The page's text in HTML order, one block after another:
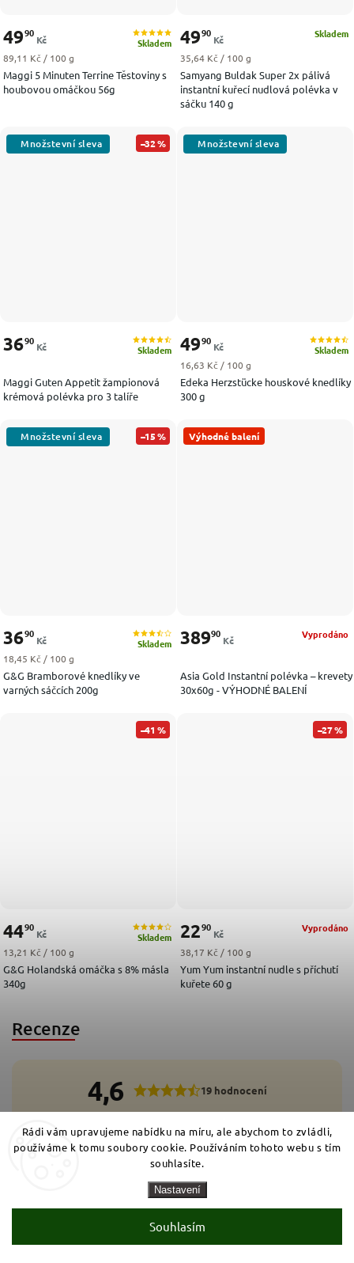
Rádi vám upravujeme nabídku na míru, ale abychom to zvládli,
používáme k tomu soubory cookie. Používáním tohoto webu s tím
souhlasíte.
Nastavení
Souhlasím
Maggi 5 Minuten Terrine Těstoviny s
houbovou omáčkou 56g
Skladem
4990
Kč
Měrná cena:
89,11 Kč / 100 g
Samyang Buldak Super 2x pálivá
instantní kuřecí nudlová polévka v
sáčku 140 g
Skladem
4990
Kč
Měrná cena:
35,64 Kč / 100 g
–32 %
Maggi Guten Appetit žampionová
krémová polévka pro 3 talíře
Skladem
3690
Kč
Edeka Herzstücke houskové knedlíky
300 g
Skladem
4990
Kč
Měrná cena:
16,63 Kč / 100 g
–15 %
G&G Bramborové knedlíky ve
varných sáčcích 200g
Skladem
3690
Kč
Měrná cena:
18,45 Kč / 100 g
Výhodné balení
Asia Gold Instantní polévka – krevety
30x60g - VÝHODNÉ BALENÍ
Vyprodáno
38990
Kč
–41 %
G&G Holandská omáčka s 8% másla
340g
Skladem
4490
Kč
Měrná cena:
13,21 Kč / 100 g
–27 %
Yum Yum instantní nudle s příchutí
kuřete 60 g
Vyprodáno
2290
Kč
Měrná cena:
38,17 Kč / 100 g
Recenze
4,6 19 hodnocení
5 14x
4 3x
3 1x